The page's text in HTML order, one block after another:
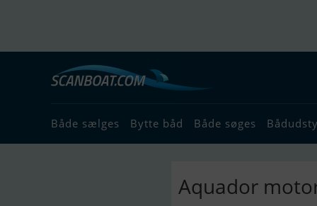
Både sælges Bytte båd Både søges
Aquador